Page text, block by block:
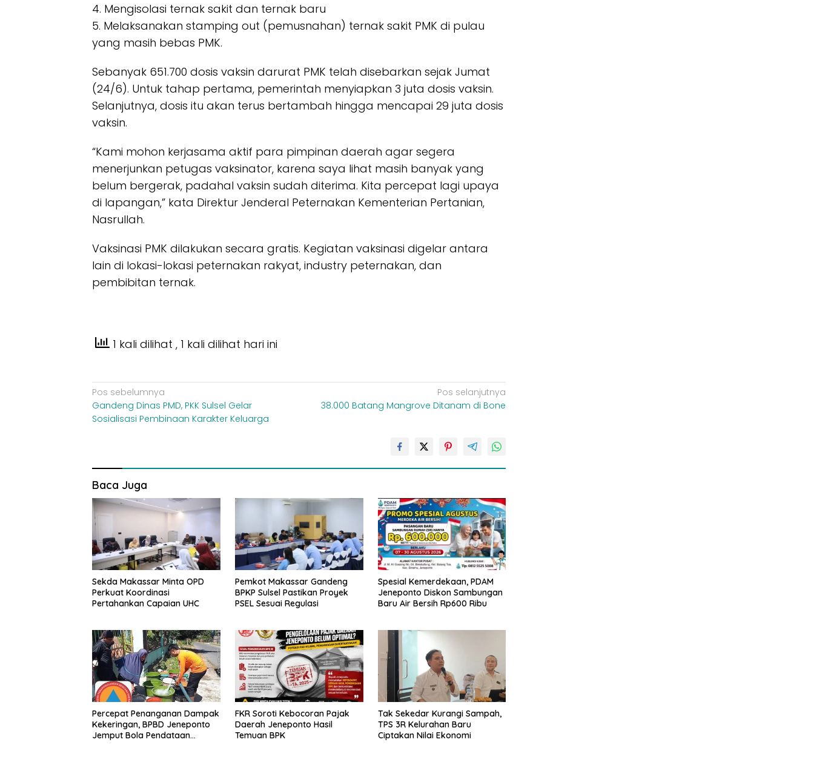
4. Mengisolasi ternak sakit dan ternak baru
5. Melaksanakan stamping out (pemusnahan) ternak sakit PMK di pulau
yang masih bebas PMK.
Sebanyak 651.700 dosis vaksin darurat PMK telah disebarkan sejak Jumat
(24/6). Untuk tahap pertama, pemerintah menyiapkan 3 juta dosis vaksin.
Selanjutnya, dosis itu akan terus bertambah hingga mencapai 29 juta dosis
vaksin.
“Kami mohon kerjasama aktif para pimpinan daerah agar segera
menerjunkan petugas vaksinator, karena saya lihat masih banyak yang
belum bergerak, padahal vaksin sudah diterima. Kita percepat lagi upaya
di lapangan,” kata Direktur Jenderal Peternakan Kementerian Pertanian,
Nasrullah.
Vaksinasi PMK dilakukan secara gratis. Kegiatan vaksinasi digelar antara
lain di lokasi-lokasi peternakan rakyat, industry peternakan, dan
pembibitan ternak.
1 kali dilihat , 1 kali dilihat hari ini
Navigasi
pos
Pos sebelumnya
Gandeng Dinas PMD, PKK Sulsel Gelar
Sosialisasi Pembinaan Karakter Keluarga
Pos selanjutnya
38.000 Batang Mangrove Ditanam di Bone
Baca Juga
Sekda Makassar Minta OPD
Perkuat Koordinasi
Pertahankan Capaian UHC
Pemkot Makassar Gandeng
BPKP Sulsel Pastikan Proyek
PSEL Sesuai Regulasi
Spesial Kemerdekaan, PDAM
Jeneponto Diskon Sambungan
Baru Air Bersih Rp600 Ribu
Percepat Penanganan Dampak
Kekeringan, BPBD Jeneponto
Jemput Bola Pendataan
FKR Soroti Kebocoran Pajak
Daerah Jeneponto Hasil
Temuan BPK
Tak Sekedar Kurangi Sampah,
TPS 3R Kelurahan Baru
Ciptakan Nilai Ekonomi